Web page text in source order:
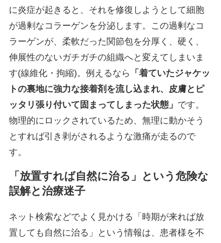
に炎症が起きると、それを修復しようとして細胞
が過剰なコラーゲンを分泌します。この過剰なコ
ラーゲンが、柔軟だった関節包を分厚く、硬く、
伸展性のないガチガチの組織へと変えてしまいま
す(線維化・拘縮)。例えるなら
「着ていたジャケッ
トの裏地に強力な接着剤を流し込まれ、皮膚とピ
ッタリ張り付いて固まってしまった状態」 です。
物理的にロックされているため、無理に動かそう
とすれば引き剥がされるような激痛が走るので
す。
「放置すれば自然に治る」という危険な
誤解と治療迷子
ネット検索などでよく見かける「時期が来れば放
置しても自然に治る」という情報は、患者様を不